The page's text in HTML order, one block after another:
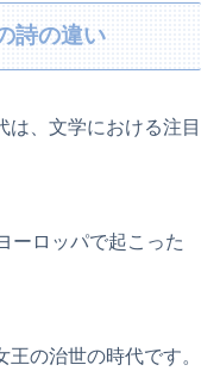
詩の違い
は、文学における注目
ーロッパで起こった
の治世の時代です。